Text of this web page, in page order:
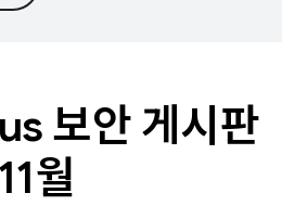
보안 게시판
월